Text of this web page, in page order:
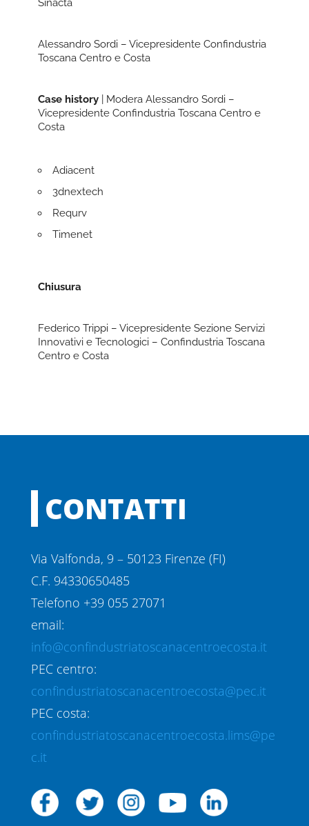
Sinacta
Alessandro Sordi – Vicepresidente Confindustria
Toscana Centro e Costa
Case history
| Modera Alessandro Sordi –
Vicepresidente Confindustria Toscana Centro e
Costa
Adiacent
3dnextech
Requrv
Timenet
Chiusura
Federico Trippi – Vicepresidente Sezione Servizi
Innovativi e Tecnologici – Confindustria Toscana
Centro e Costa
CONTATTI
Via Valfonda, 9 – 50123 Firenze (FI)
C.F. 94330650485
Telefono +39 055 27071
email:
info@confindustriatoscanacentroecosta.it
PEC centro:
confindustriatoscanacentroecosta@pec.it
PEC costa:
confindustriatoscanacentroecosta.lims@pe
c.it